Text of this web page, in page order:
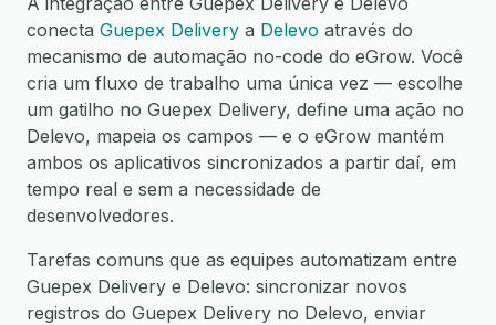
conecta Guepex Delivery a Delevo através do
mecanismo de automação no-code do eGrow. Você
cria um fluxo de trabalho uma única vez — escolhe
um gatilho no Guepex Delivery, define uma ação no
Delevo, mapeia os campos — e o eGrow mantém
ambos os aplicativos sincronizados a partir daí, em
tempo real e sem a necessidade de
desenvolvedores.
Tarefas comuns que as equipes automatizam entre
Guepex Delivery e Delevo: sincronizar novos
registros do Guepex Delivery no Delevo, enviar